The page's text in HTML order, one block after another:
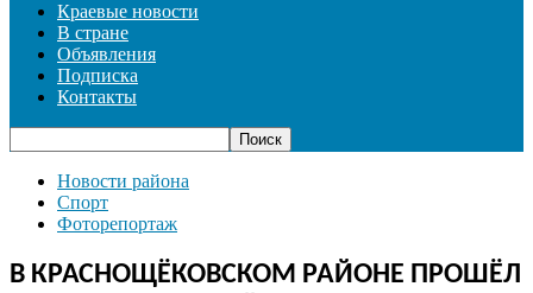
Краевые новости
В стране
Объявления
Подписка
Контакты
Новости района
Спорт
Фоторепортаж
В КРАСНОЩЁКОВСКОМ РАЙОНЕ ПРОШЁЛ